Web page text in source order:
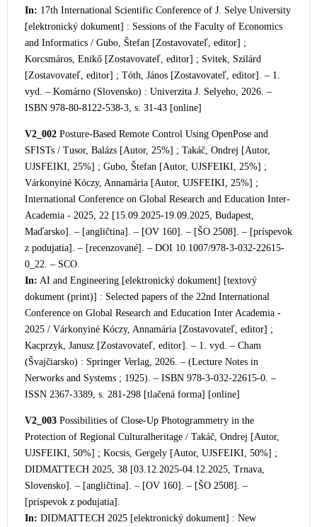
In: 17th International Scientific Conference of J. Selye University
[elektronický dokument] : Sessions of the Faculty of Economics
and Informatics / Gubo, Štefan [Zostavovateľ, editor] ;
Korcsmáros, Enikő [Zostavovateľ, editor] ; Svitek, Szilárd
[Zostavovateľ, editor] ; Tóth, János [Zostavovateľ, editor]. – 1.
vyd. – Komárno (Slovensko) : Univerzita J. Selyeho, 2026. –
ISBN 978-80-8122-538-3, s. 31-43 [online]
V2_002 Posture-Based Remote Control Using OpenPose and
SFISTs / Tusor, Balázs [Autor, 25%] ; Takáč, Ondrej [Autor,
UJSFEIKI, 25%] ; Gubo, Štefan [Autor, UJSFEIKI, 25%] ;
Várkonyiné Kóczy, Annamária [Autor, UJSFEIKI, 25%] ;
International Conference on Global Research and Education Inter-
Academia - 2025, 22 [15.09.2025-19.09.2025, Budapest,
Maďarsko]. – [angličtina]. – [OV 160]. – [ŠO 2508]. – [príspevok
z podujatia]. – [recenzované]. – DOI 10.1007/978-3-032-22615-
0_22. – SCO.
In: AI and Engineering [elektronický dokument] [textový
dokument (print)] : Selected papers of the 22nd International
Conference on Global Research and Education Inter Academia -
2025 / Várkonyiné Kóczy, Annamária [Zostavovateľ, editor] ;
Kacprzyk, Janusz [Zostavovateľ, editor]. – 1. vyd. – Cham
(Švajčiarsko) : Springer Verlag, 2026. – (Lecture Notes in
Nerworks and Systems ; 1925). – ISBN 978-3-032-22615-0. –
ISSN 2367-3389, s. 281-298 [tlačená forma] [online]
V2_003 Possibilities of Close-Up Photogrammetry in the
Protection of Regional Culturalheritage / Takáč, Ondrej [Autor,
UJSFEIKI, 50%] ; Kocsis, Gergely [Autor, UJSFEIKI, 50%] ;
DIDMATTECH 2025, 38 [03.12.2025-04.12.2025, Trnava,
Slovensko]. – [angličtina]. – [OV 160]. – [ŠO 2508]. –
[príspevok z podujatia].
In: DIDMATTECH 2025 [elektronický dokument] : New